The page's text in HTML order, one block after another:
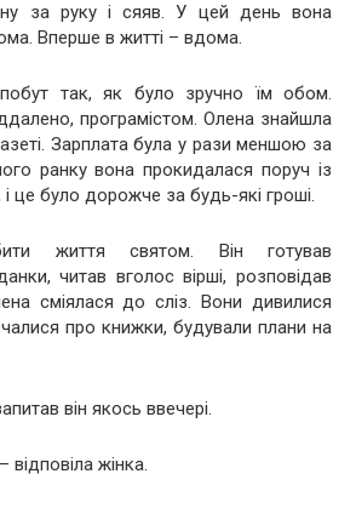
за руку і сяяв. У цей день вона
Вперше в житті – вдома.
так, як було зручно їм обом.
програмістом. Олена знайшла
Зарплата була у рази меншою за
ранку вона прокидалася поруч із
це було дорожче за будь-які гроші.
життя святом. Він готував
читав вголос вірші, розповідав
сміялася до сліз. Вони дивилися
про книжки, будували плани на
він якось ввечері.
жінка.